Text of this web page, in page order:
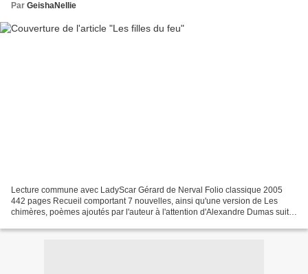
Par GeishaNellie
Lecture commune avec LadyScar Gérard de Nerval Folio classique 2005
442 pages Recueil comportant 7 nouvelles, ainsi qu'une version de Les
chimères, poèmes ajoutés par l'auteur à l'attention d'Alexandre Dumas suite